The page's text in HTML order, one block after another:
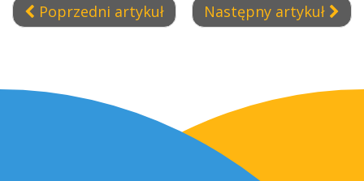
Poprzedni artykuł Następny artykuł